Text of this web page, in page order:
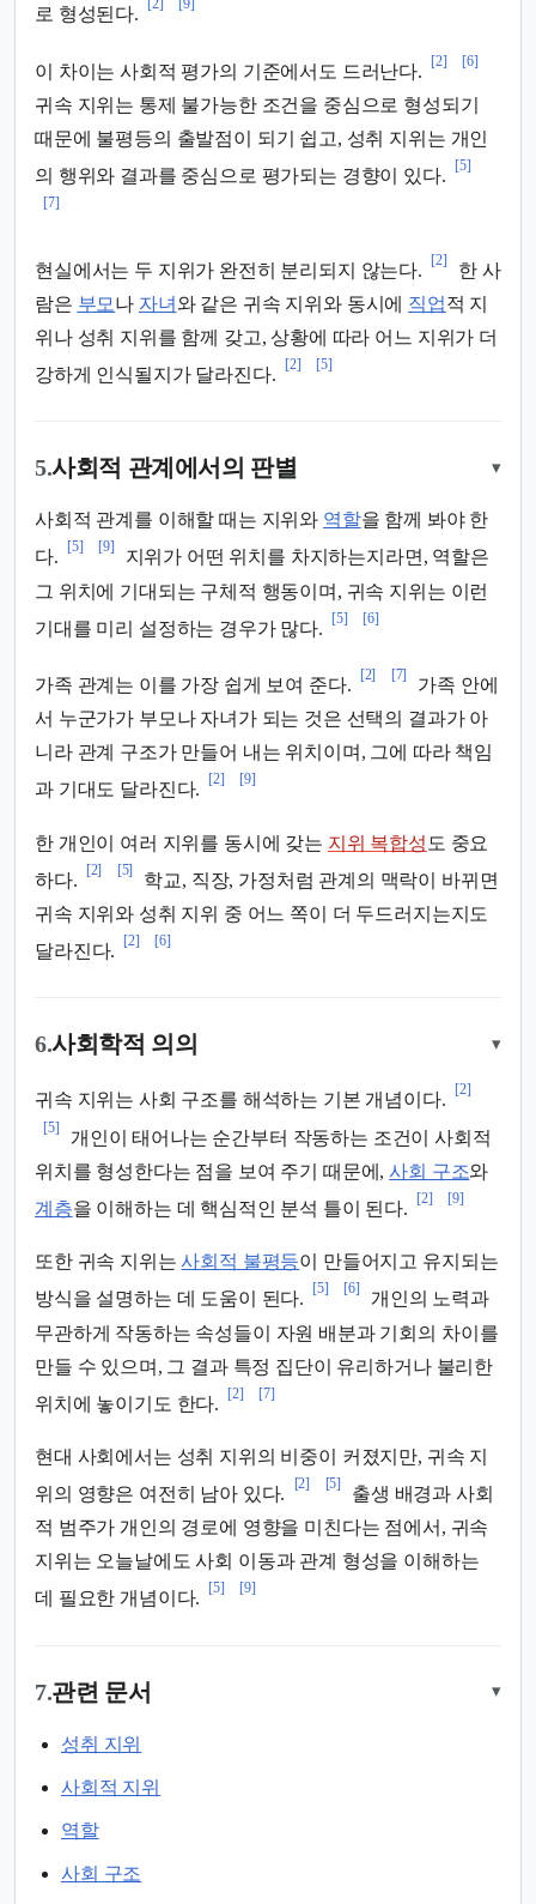
로 형성된다.
[2] [9]
이 차이는 사회적 평가의 기준에서도 드러난다.
[2] [6]
귀속 지위는 통제 불가능한 조건을 중심으로 형성되기
때문에 불평등의 출발점이 되기 쉽고, 성취 지위는 개인
의 행위와 결과를 중심으로 평가되는 경향이 있다.
[5]
[7]
현실에서는 두 지위가 완전히 분리되지 않는다.
[2]
한 사
람은 부모 나 자녀 와 같은 귀속 지위와 동시에 직업적 지
위나 성취 지위를 함께 갖고, 상황에 따라 어느 지위가 더
강하게 인식될지가 달라진다.
[2] [5]
5.사회적 관계에서의 판별 ▾
사회적 관계를 이해할 때는 지위와 역할을 함께 봐야 한
다.
[5] [9]
지위가 어떤 위치를 차지하는지라면, 역할은
그 위치에 기대되는 구체적 행동이며, 귀속 지위는 이런
기대를 미리 설정하는 경우가 많다.
[5] [6]
가족 관계는 이를 가장 쉽게 보여 준다.
[2] [7]
가족 안에
서 누군가가 부모나 자녀가 되는 것은 선택의 결과가 아
니라 관계 구조가 만들어 내는 위치이며, 그에 따라 책임
과 기대도 달라진다.
[2] [9]
한 개인이 여러 지위를 동시에 갖는 지위 복합성 도 중요
하다.
[2] [5]
학교, 직장, 가정처럼 관계의 맥락이 바뀌면
귀속 지위와 성취 지위 중 어느 쪽이 더 두드러지는지도
달라진다.
[2] [6]
6.사회학적 의의 ▾
귀속 지위는 사회 구조를 해석하는 기본 개념이다.
[2]
[5]
개인이 태어나는 순간부터 작동하는 조건이 사회적
위치를 형성한다는 점을 보여 주기 때문에,사회 구조와
계층을 이해하는 데 핵심적인 분석 틀이 된다.
[2] [9]
또한 귀속 지위는사회적 불평등이 만들어지고 유지되는
방식을 설명하는 데 도움이 된다.
[5] [6]
개인의 노력과
무관하게 작동하는 속성들이 자원 배분과 기회의 차이를
만들 수 있으며, 그 결과 특정 집단이 유리하거나 불리한
위치에 놓이기도 한다.
[2] [7]
현대 사회에서는 성취 지위의 비중이 커졌지만, 귀속 지
위의 영향은 여전히 남아 있다.
[2] [5]
출생 배경과 사회
적 범주가 개인의 경로에 영향을 미친다는 점에서, 귀속
지위는 오늘날에도 사회 이동과 관계 형성을 이해하는
데 필요한 개념이다.
[5] [9]
7.관련 문서 ▾
성취 지위
사회적 지위
역할
사회 구조